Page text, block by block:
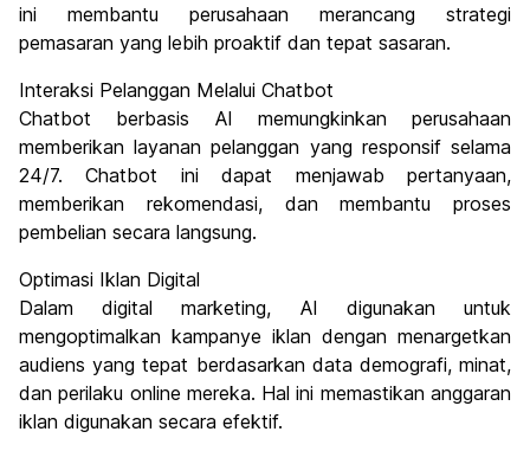
ini membantu perusahaan merancang strategi
pemasaran yang lebih proaktif dan tepat sasaran.
Interaksi Pelanggan Melalui Chatbot
Chatbot berbasis AI memungkinkan perusahaan
memberikan layanan pelanggan yang responsif selama
24/7. Chatbot ini dapat menjawab pertanyaan,
memberikan rekomendasi, dan membantu proses
pembelian secara langsung.
Optimasi Iklan Digital
Dalam digital marketing, AI digunakan untuk
mengoptimalkan kampanye iklan dengan menargetkan
audiens yang tepat berdasarkan data demografi, minat,
dan perilaku online mereka. Hal ini memastikan anggaran
iklan digunakan secara efektif.